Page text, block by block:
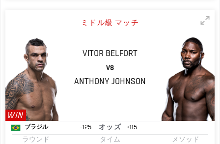
ミドル級 マッチ
WIN
VITOR BELFORT
VS
ANTHONY JOHNSON
ブラジル -125 オッズ
+115
ラウンド
タイム
メソッド